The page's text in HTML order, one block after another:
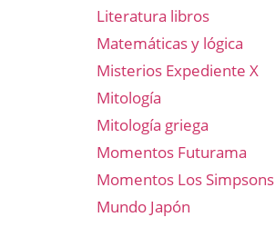
Literatura libros
Matemáticas y lógica
Misterios Expediente X
Mitología
Mitología griega
Momentos Futurama
Momentos Los Simpsons
Mundo Japón